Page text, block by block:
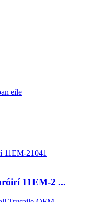
eile
11EM-2 ...